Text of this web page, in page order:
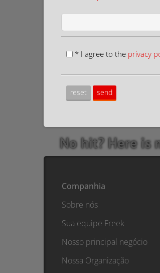
* I agree to the privacy
No hit? Here is
Companhia
Sobre nós
Sua equipe Freek
Nosso principal negócio
Nossa Organização